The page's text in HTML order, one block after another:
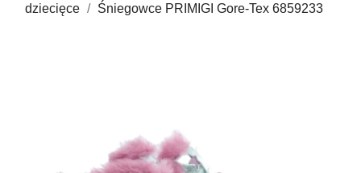
dziecięce
Śniegowce PRIMIGI Gore-Tex 6859233